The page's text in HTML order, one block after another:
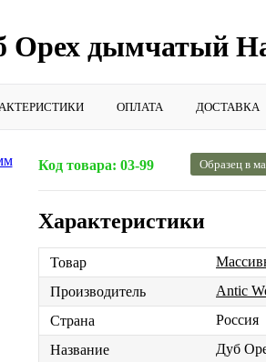
Орех дымчатый
ОПЛАТА ДОСТАВКА
Код товара: 03-99 Образец в
Характеристики
Товар
Производитель
Antic
Страна
Россия
Название
Дуб